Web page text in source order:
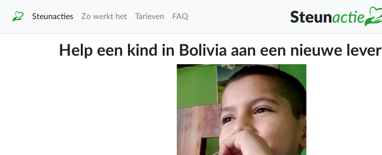
Steunacties Zo werkt het Tarieven FAQ
Help een kind in Bolivia aan een nieuwe lever